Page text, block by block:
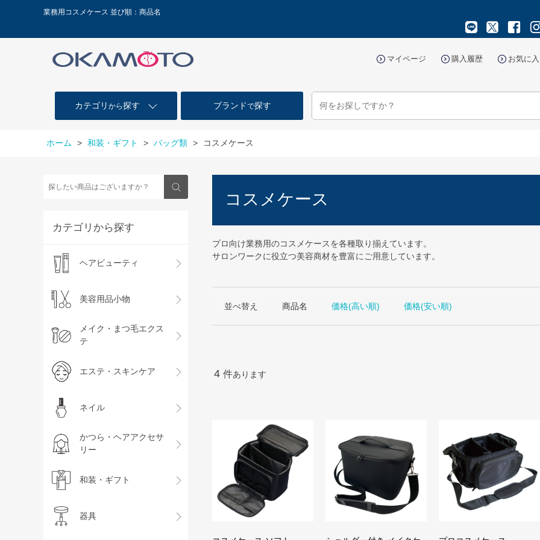
業務用コスメケース 並び順：商品名
マイページ 購入履歴 お気に
カテゴリ から探す ブランドで探す
ホーム > 和装・ギフト > バッグ類 > コスメケース
カテゴリから探す
ヘアビューティ
美容用品小物
メイク・まつ毛エクス
テ
エステ・スキンケア
ネイル
かつら・ヘアアクセサ
リー
和装・ギフト
器具
コスメケース
プロ向け業務用のコスメケースを各種取り揃えています。
サロンワークに役立つ美容商材を豊富にご用意しています。
並べ替え 商品名 価格(高い順) 価格(安い順)
4 件あります